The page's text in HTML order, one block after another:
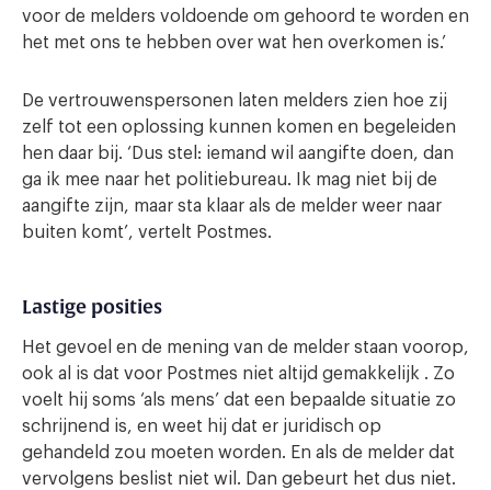
voor de melders voldoende om gehoord te worden en
het met ons te hebben over wat hen overkomen is.’
De vertrouwenspersonen laten melders zien hoe zij
zelf tot een oplossing kunnen komen en begeleiden
hen daar bij. ‘Dus stel: iemand wil aangifte doen, dan
ga ik mee naar het politiebureau. Ik mag niet bij de
aangifte zijn, maar sta klaar als de melder weer naar
buiten komt’, vertelt Postmes.
Lastige posities
Het gevoel en de mening van de melder staan voorop,
ook al is dat voor Postmes niet altijd gemakkelijk . Zo
voelt hij soms ‘als mens’ dat een bepaalde situatie zo
schrijnend is, en weet hij dat er juridisch op
gehandeld zou moeten worden. En als de melder dat
vervolgens beslist niet wil. Dan gebeurt het dus niet.